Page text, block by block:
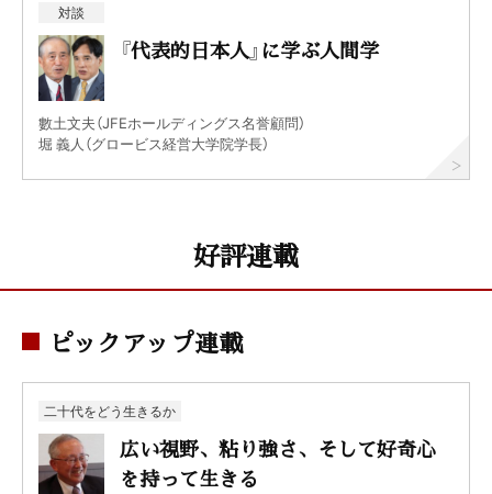
対談
『代表的日本人』に学ぶ人間学
數土文夫（JFEホールディングス名誉顧問）
堀 義人（グロービス経営大学院学長）
好評連載
ピックアップ連載
二十代をどう生きるか
広い視野、粘り強さ、そして好奇心
を持って生きる